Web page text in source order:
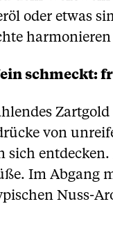
oder etwas
schmeckt:
von
sich
Im Abgang
Nuss-